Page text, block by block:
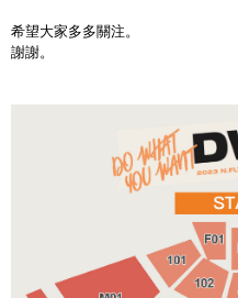
希望大家多多關注。
謝謝。